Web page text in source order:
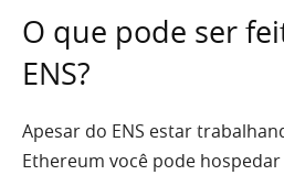
O que pode ser
ENS?
Apesar do ENS estar
Ethereum você pode